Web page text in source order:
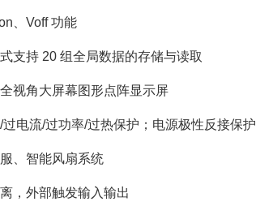
、Voff 功能
支持 20 组全局数据的存储与读取
视角大屏幕图形点阵显示屏
过电流/过功率/过热保护；电源极性反接保护
、智能风扇系统
，外部触发输入输出